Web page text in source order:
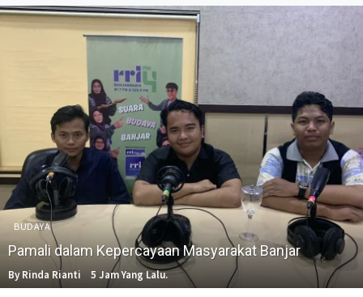
BUDAYA
Pamali dalam Kepercayaan Masyarakat Banjar
By Rinda Rianti 5 Jam Yang Lalu.